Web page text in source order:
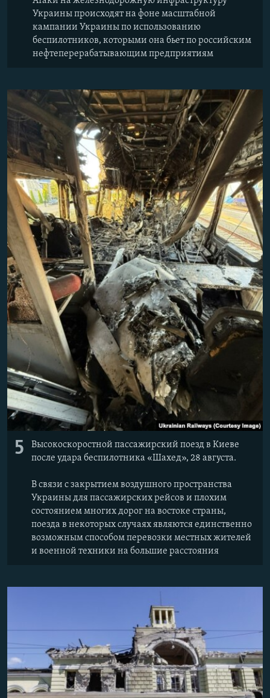
Украины происходят на фоне масштабной
кампании Украины по использованию
беспилотников, которыми она бьет по российским
нефтеперерабатывающим предприятиям
5
Высокоскоростной пассажирский поезд в Киеве
после удара беспилотника «Шахед», 28 августа.
В связи с закрытием воздушного пространства
Украины для пассажирских рейсов и плохим
состоянием многих дорог на востоке страны,
поезда в некоторых случаях являются единственно
возможным способом перевозки местных жителей
и военной техники на большие расстояния